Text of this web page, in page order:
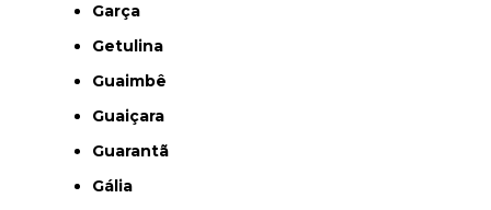
Garça
Getulina
Guaimbê
Guaiçara
Guarantã
Gália